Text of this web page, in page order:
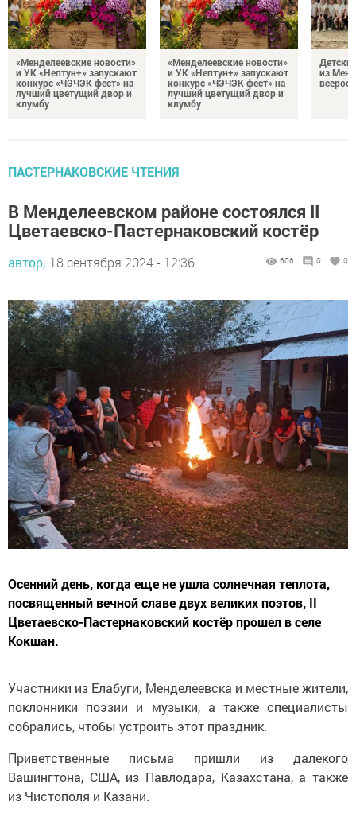
«Менделеевские новости»
и УК «Нептун+» запускают
конкурс «ЧЭЧЭК фест» на
лучший цветущий двор и
клумбу
«Менделеевские новости»
и УК «Нептун+» запускают
конкурс «ЧЭЧЭК фест» на
лучший цветущий двор и
клумбу
из
ПАСТЕРНАКОВСКИЕ ЧТЕНИЯ
В Менделеевском районе состоялся II
Цветаевско-Пастернаковский костёр
автор, 18 сентября 2024 - 12:36 606 0 0
Осенний день, когда еще не ушла солнечная теплота,
посвященный вечной славе двух великих поэтов, II
Цветаевско-Пастернаковский костёр прошел в селе
Кокшан.
Участники из Елабуги, Менделеевска и местные жители,
поклонники поэзии и музыки, а также специалисты
собрались, чтобы устроить этот праздник.
Приветственные письма пришли из далекого
Вашингтона, США, из Павлодара, Казахстана, а также
из Чистополя и Казани.